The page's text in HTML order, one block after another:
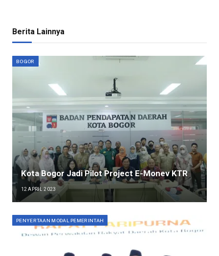
Berita Lainnya
BOGOR
Kota Bogor Jadi Pilot Project E-Monev KTR
12 APRIL 2023
PENYERTAAN MODAL PEMERINTAH